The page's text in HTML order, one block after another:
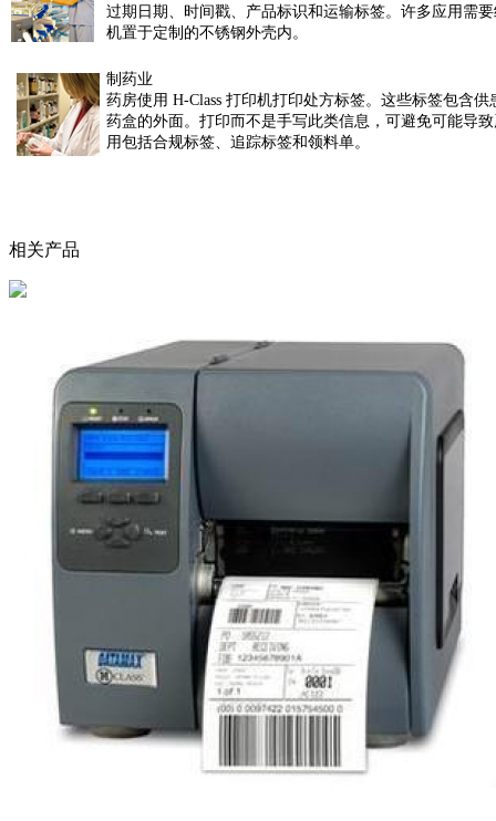
过期日期、时间戳、产品标识和运输标签。许多应用
机置于定制的不锈钢外壳内。
制药业
药房使用 H-Class 打印机打印处方标签。这些标签包含供
药盒的外面。打印而不是手写此类信息，可避免可能导
用包括合规标签、追踪标签和领料单。
相关产品